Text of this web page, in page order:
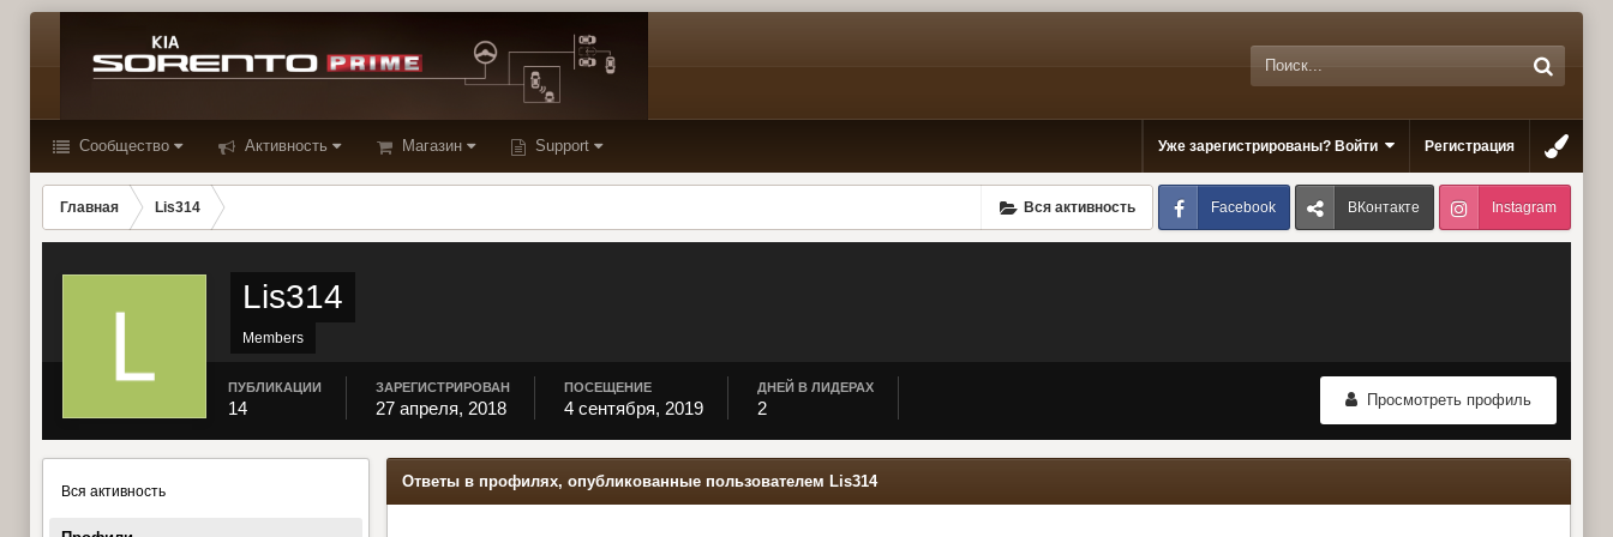
Сообщество Активность Магазин Support Уже зарегистрированы? Войти Регистрация
Вся активность
Главная Lis314 Facebook ВКонтакте Instagram
Lis314
Members
Просмотреть профиль
ПУБЛИКАЦИИ
14
ЗАРЕГИСТРИРОВАН
27 апреля, 2018
ПОСЕЩЕНИЕ
4 сентября, 2019
ДНЕЙ В ЛИДЕРАХ
2
Вся активность
Ответы в профилях, опубликованные пользователем Lis314